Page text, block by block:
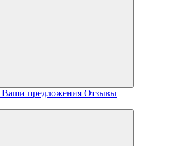
Ваши предложения Отзывы